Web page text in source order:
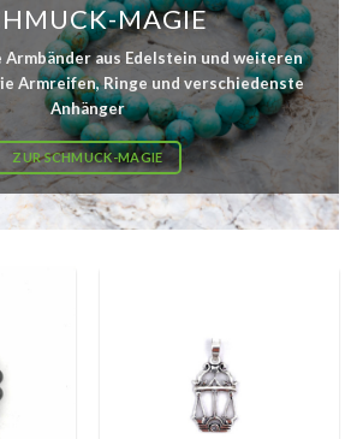
MAGIE
Armbänder aus Edelstein und weiteren
Armreifen, Ringe und verschiedenste
Anhänger
ZUR SCHMUCK-MAGIE